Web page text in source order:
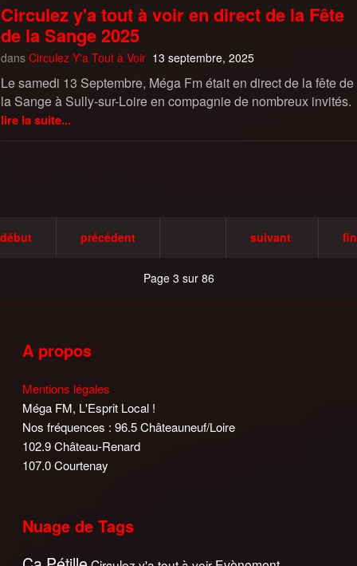
Circulez y'a tout à voir en direct de la Fête
de la Sange 2025
dans Circulez Y'a Tout à Voir 13 septembre, 2025
Le samedi 13 Septembre, Méga Fm était en direct de la fête de
la Sange à Sully-sur-Loire en compagnie de nombreux invités.
lire la suite...
début précédent suivant fin
Page 3 sur 86
A propos
Mentions légales
Méga FM, L'Esprit Local !
Nos fréquences : 96.5 Châteauneuf/Loire
102.9 Château-Renard
107.0 Courtenay
Nuage de Tags